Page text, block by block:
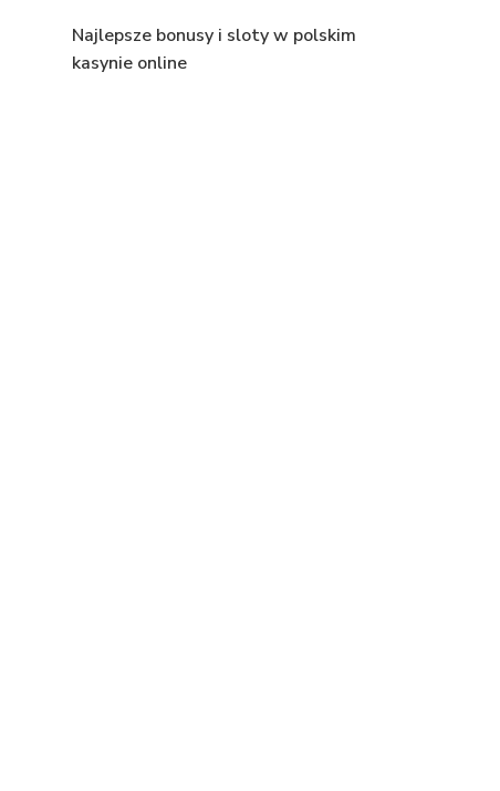
Najlepsze bonusy i sloty w polskim
kasynie online